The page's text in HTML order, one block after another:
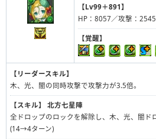
【Lv99＋891】
HP：8057／攻撃：
【覚醒】
【リーダースキル】
木、光、闇の同時攻撃で攻撃力が3.5倍。
【スキル】
北方七星陣
全ドロップのロックを解除し、木、光、闇ド
(14→4ターン)